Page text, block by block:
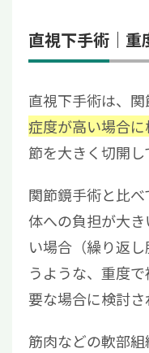
直視下手術｜重
直視下手術は、
症度が高い場合
節を大きく切開し
関節鏡手術と比
体への負担が大
い場合（繰り返
うような、重度
要な場合に検討さ
筋肉などの軟部